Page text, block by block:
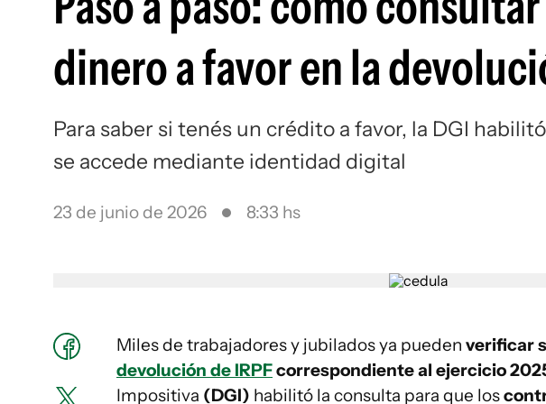
dinero a favor en la
Para saber si tenés un crédito a favor, la DGI
se accede mediante identidad digital
23 de junio de 2026 8:33 hs
Miles de trabajadores y jubilados ya pueden verificar
devolución de IRPFcorrespondiente al ejercicio
Impositiva (DGI) habilitó la consulta para que los